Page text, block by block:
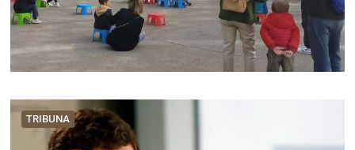
TRIBUNA